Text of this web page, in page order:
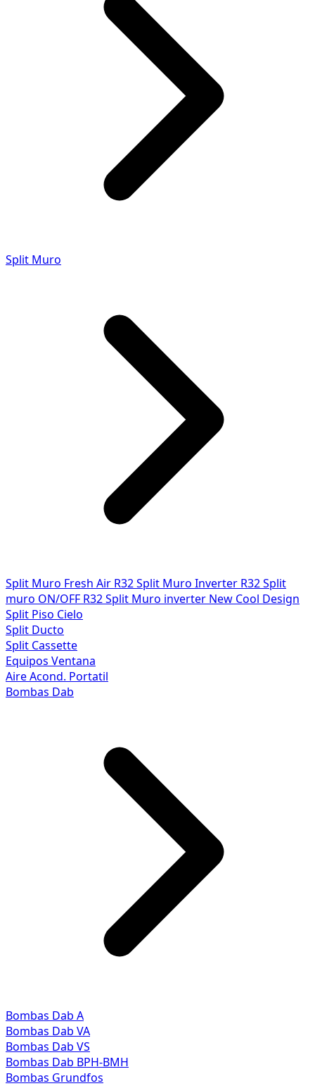
Split Muro
Split Muro Fresh Air R32Split Muro Inverter R32Split
muro ON/OFF R32Split Muro inverter New Cool Design
Split Piso Cielo
Split Ducto
Split Cassette
Equipos Ventana
Aire Acond. Portatil
Bombas Dab
Bombas Dab A
Bombas Dab VA
Bombas Dab VS
Bombas Dab BPH-BMH
Bombas Grundfos